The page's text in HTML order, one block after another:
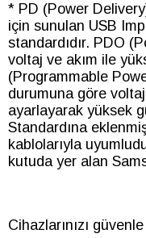
* PD (Power
için sunulan USB
standardıdır. PDO
voltaj ve akım ile
(Programmable
durumuna göre
ayarlayarak yüksek
Standardına
kablolarıyla
kutuda yer alan
Cihazlarınızı